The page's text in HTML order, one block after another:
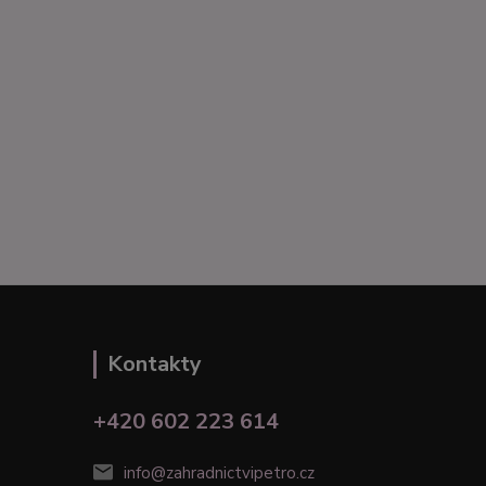
Kontakty
+420 602 223 614
info@zahradnictvipetro.cz